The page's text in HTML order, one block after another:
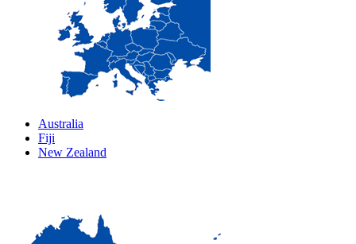
Australia
Fiji
New Zealand